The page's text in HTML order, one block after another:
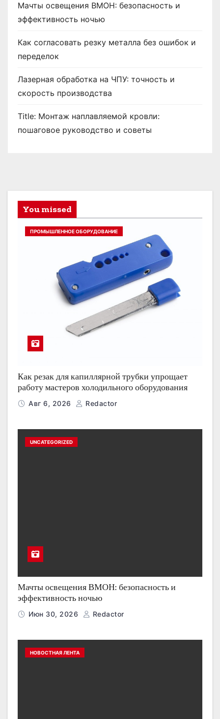
Мачты освещения ВМОН: безопасность и
эффективность ночью
Как согласовать резку металла без ошибок и
переделок
Лазерная обработка на ЧПУ: точность и
скорость производства
Title: Монтаж наплавляемой кровли:
пошаговое руководство и советы
You missed
ПРОМЫШЛЕННОЕ ОБОРУДОВАНИЕ
Как резак для капиллярной трубки упрощает
работу мастеров холодильного оборудования
Авг 6, 2026 Redactor
UNCATEGORIZED
Мачты освещения ВМОН: безопасность и
эффективность ночью
Июн 30, 2026 Redactor
НОВОСТНАЯ ЛЕНТА